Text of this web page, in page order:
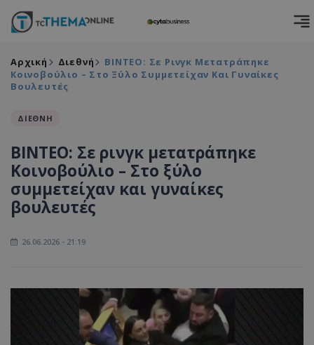
Αρχική Διεθνή
ΒΙΝΤΕΟ: Σε Ρινγκ Μετατράπηκε
Κοινοβούλιο – Στο Ξύλο Συμμετείχαν Και Γυναίκες
Βουλευτές
ΔΙΕΘΝΗ
ΒΙΝΤΕΟ: Σε ρινγκ μετατράπηκε
Κοινοβούλιο – Στο ξύλο
συμμετείχαν και γυναίκες
βουλευτές
26.06.2026 - 21:19